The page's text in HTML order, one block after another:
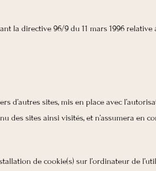
la directive 96/9 du 11 mars 1996
d’autres sites, mis en place avec
des sites ainsi visités, et n’assumera en
de cookie(s) sur l’ordinateur de